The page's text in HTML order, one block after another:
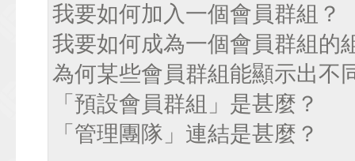
我要如何加入一個會員群組？
我要如何成為一個會員群組的
為何某些會員群組能顯示出不
「預設會員群組」是甚麼？
「管理團隊」連結是甚麼？